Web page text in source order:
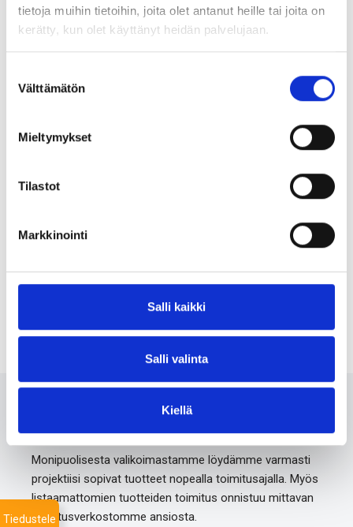
tietoja muihin tietoihin, joita olet antanut heille tai joita on
kerätty, kun olet käyttänyt heidän palvelujaan.
valinta
Välttämätön
Mieltymykset
Tilastot
Markkinointi
Salli kaikki
Salli valinta
Kiellä
Lindapter Type AFW
Varmforsinket
Lindapter Type P1/P2
korotealuslevy
Lindapter Type CW aluslevy
Ota meihin yhteyttä 24/7
Monipuolisesta valikoimastamme löydämme varmasti
projektiisi sopivat tuotteet nopealla toimitusajalla. Myös
listaamattomien tuotteiden toimitus onnistuu mittavan
toimitusverkostomme ansiosta.
Tiedustele